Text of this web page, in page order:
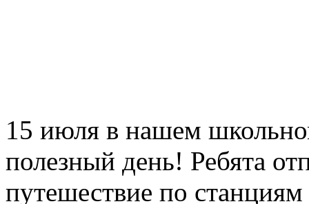
15 июля в нашем
полезный день! Ребята
путешествие по